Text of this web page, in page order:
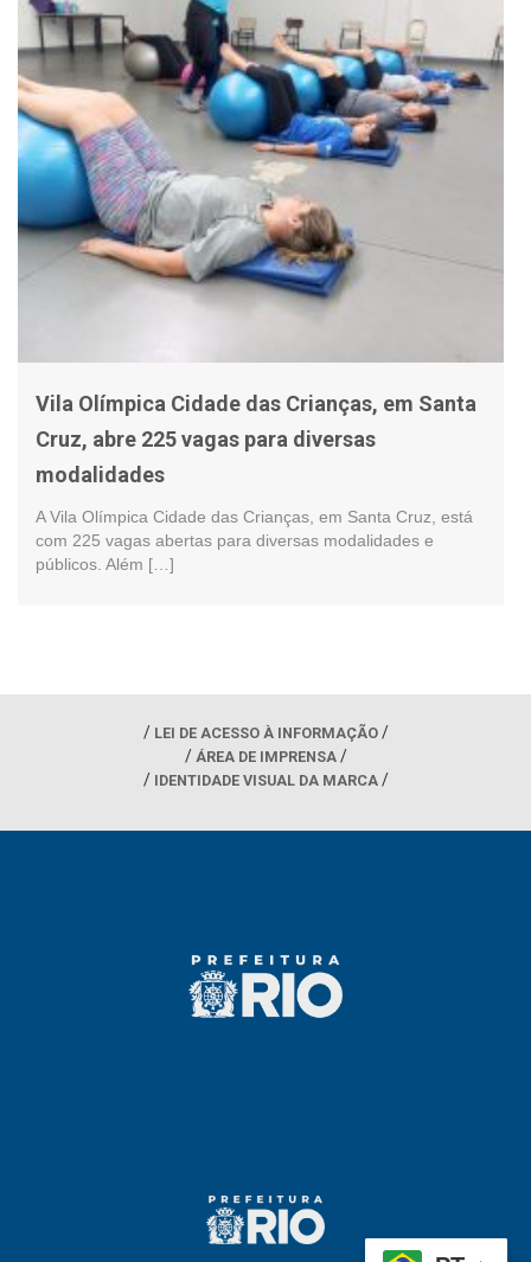
Vila Olímpica Cidade das Crianças, em Santa
Cruz, abre 225 vagas para diversas
modalidades
A Vila Olímpica Cidade das Crianças, em Santa Cruz, está
com 225 vagas abertas para diversas modalidades e
públicos. Além […]
LEI DE ACESSO À INFORMAÇÃO
ÁREA DE IMPRENSA
IDENTIDADE VISUAL DA MARCA